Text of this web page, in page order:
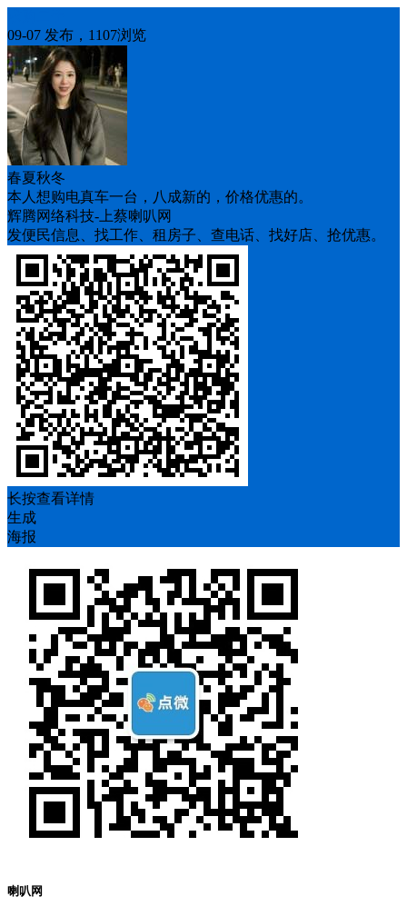
09-07 发布，1107浏览
春夏秋冬
本人想购电真车一台，八成新的，价格优惠的。
辉腾网络科技-上蔡喇叭网
发便民信息、找工作、租房子、查电话、找好店、抢优惠。
长按查看详情
生成
海报
喇叭网